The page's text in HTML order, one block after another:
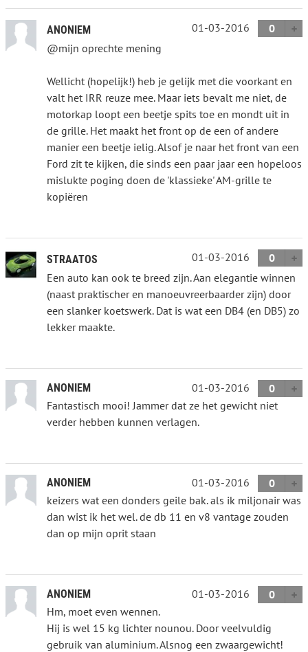
ANONIEM 01-03-2016
0
@mijn oprechte mening
Wellicht (hopelijk!) heb je gelijk met die voorkant en
valt het IRR reuze mee. Maar iets bevalt me niet, de
motorkap loopt een beetje spits toe en mondt uit in
de grille. Het maakt het front op de een of andere
manier een beetje ielig. Alsof je naar het front van een
Ford zit te kijken, die sinds een paar jaar een hopeloos
mislukte poging doen de 'klassieke' AM-grille te
kopiëren
STRAATOS 01-03-2016
0
Een auto kan ook te breed zijn. Aan elegantie winnen
(naast praktischer en manoeuvreerbaarder zijn) door
een slanker koetswerk. Dat is wat een DB4 (en DB5) zo
lekker maakte.
ANONIEM 01-03-2016
0
Fantastisch mooi! Jammer dat ze het gewicht niet
verder hebben kunnen verlagen.
ANONIEM 01-03-2016
0
keizers wat een donders geile bak. als ik miljonair was
dan wist ik het wel. de db 11 en v8 vantage zouden
dan op mijn oprit staan
ANONIEM 01-03-2016
0
Hm, moet even wennen.
Hij is wel 15 kg lichter nounou. Door veelvuldig
gebruik van aluminium. Alsnog een zwaargewicht!